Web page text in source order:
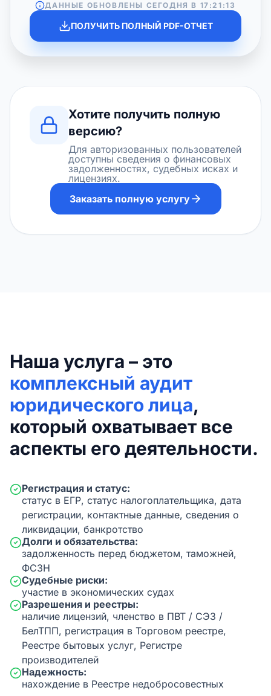
ДАННЫЕ ОБНОВЛЕНЫ СЕГОДНЯ В 17:21:13
ПОЛУЧИТЬ ПОЛНЫЙ PDF-ОТЧЕТ
Хотите получить полную
версию?
Для авторизованных пользователей
доступны сведения о финансовых
задолженностях, судебных исках и
лицензиях.
Заказать полную услугу
Наша услуга – это
комплексный аудит
юридического лица,
который охватывает все
аспекты его деятельности.
Регистрация и статус:
статус в ЕГР, статус налогоплательщика, дата
регистрации, контактные данные, сведения о
ликвидации, банкротство
Долги и обязательства:
задолженность перед бюджетом, таможней,
ФСЗН
Судебные риски:
участие в экономических судах
Разрешения и реестры:
наличие лицензий, членство в ПВТ / СЭЗ /
БелТПП, регистрация в Торговом реестре,
Реестре бытовых услуг, Регистре
производителей
Надежность:
нахождение в Реестре недобросовестных